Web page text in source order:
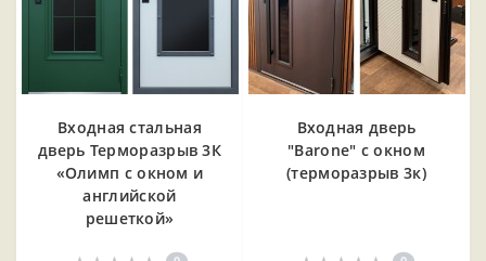
Входная cтальная
дверь Терморазрыв 3К
«Олимп с окном и
английской
решеткой»
Входная дверь
"Barone" с окном
(терморазрыв 3к)